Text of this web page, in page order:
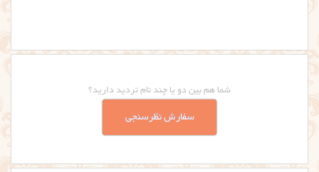
شما هم بین دو یا چند نام تردید دارید؟
سفارش نظرسنجی